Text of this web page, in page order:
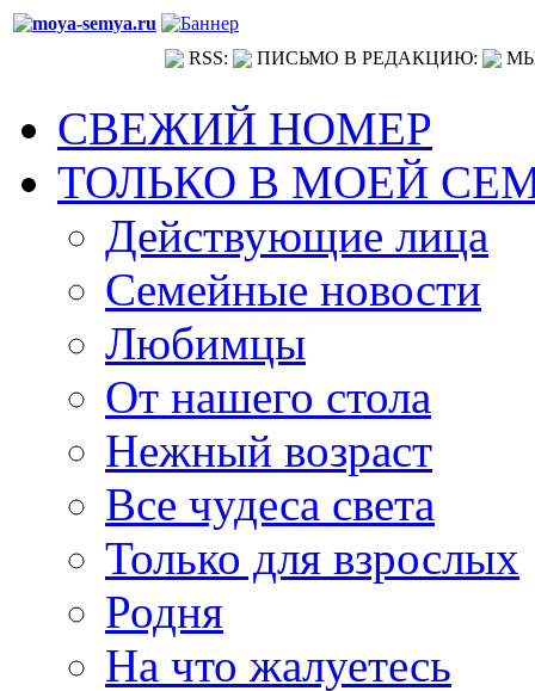
RSS: ПИСЬМО В РЕДАКЦИЮ:
СВЕЖИЙ НОМЕР
ТОЛЬКО В МОЕЙ
Действующие лица
Семейные новости
Любимцы
От нашего стола
Нежный возраст
Все чудеса света
Только для взрослых
Родня
На что жалуетесь